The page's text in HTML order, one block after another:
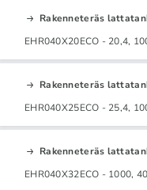
Rakenneteräs
EHR040X20ECO - 20,4,
Rakenneteräs
EHR040X25ECO - 25,4,
Rakenneteräs
EHR040X32ECO - 1000,